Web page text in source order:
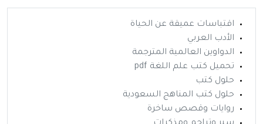
اقتباسات عميقة عن الحياة
الأدب العربي
الدواوين العالمية المترجمة
تحميل كتب علم اللغة pdf
حلول كتب
حلول كتب المناهج السعودية
روايات وقصص ساخرة